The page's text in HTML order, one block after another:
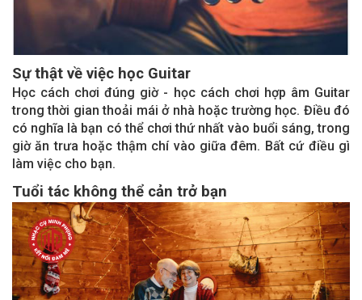
Sự thật về việc học Guitar
Học cách chơi đúng giờ - học cách chơi hợp âm Guitar
trong thời gian thoải mái ở nhà hoặc trường học. Điều đó
có nghĩa là bạn có thể chơi thứ nhất vào buổi sáng, trong
giờ ăn trưa hoặc thậm chí vào giữa đêm. Bất cứ điều gì
làm việc cho bạn.
Tuổi tác không thể cản trở bạn